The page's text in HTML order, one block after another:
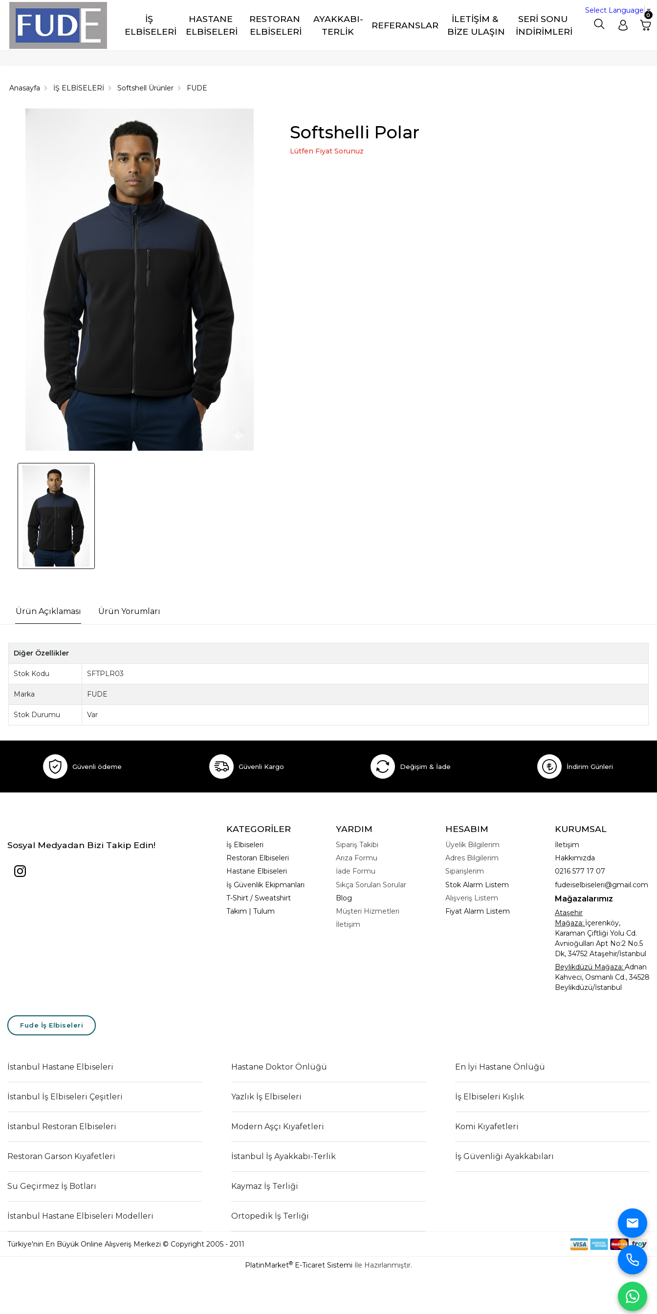
İŞ
ELBİSELERİ
HASTANE
ELBİSELERİ
RESTORAN
ELBİSELERİ
AYAKKABI-
TERLİK
REFERANSLAR
İLETİŞİM &
BİZE ULAŞIN
SERİ SONU
İNDİRİMLERİ
0
Anasayfa İŞ ELBİSELERİ Softshell Ürünler FUDE
Softshelli Polar
Lütfen Fiyat Sorunuz
Ürün Açıklaması Ürün Yorumları
Diğer Özellikler
Stok Kodu SFTPLR03
Marka FUDE
Stok Durumu Var
Güvenli ödeme Güvenli Kargo Değişim & İade İndirim Günleri
Sosyal Medyadan Bizi Takip Edin!
KATEGORİLER
İş Elbiseleri
Restoran Elbiseleri
Hastane Elbiseleri
İş Güvenlik Ekipmanları
T-Shirt / Sweatshirt
Takım | Tulum
YARDIM
Sipariş Takibi
Arıza Formu
İade Formu
Sıkça Sorulan Sorular
Blog
Müşteri Hizmetleri
İletişim
HESABIM
Üyelik Bilgilerim
Adres Bilgilerim
Siparişlerim
Stok Alarm Listem
Alışveriş Listem
Fiyat Alarm Listem
KURUMSAL
İletişim
Hakkımızda
0216 577 17 07
fudeiselbiseleri@gmail.com
Mağazalarımız
Ataşehir
Mağaza: İçerenköy,
Karaman Çiftliği Yolu Cd.
Avnioğulları Apt No:2 No.5
Dk, 34752 Ataşehir/İstanbul
Beylikdüzü Mağaza: Adnan
Kahveci, Osmanlı Cd., 34528
Beylikdüzü/İstanbul
Fude İş Elbiseleri
İstanbul Hastane Elbiseleri Hastane Doktor Önlüğü En İyi Hastane Önlüğü
İstanbul İş Elbiseleri Çeşitleri Yazlık İş Elbiseleri İş Elbiseleri Kışlık
İstanbul Restoran Elbiseleri Modern Aşçı Kıyafetleri Komi Kıyafetleri
Restoran Garson Kıyafetleri İstanbul İş Ayakkabı-Terlik İş Güvenliği Ayakkabıları
Su Geçirmez İş Botları Kaymaz İş Terliği
İstanbul Hastane Elbiseleri Modelleri Ortopedik İş Terliği
Türkiye'nin En Büyük Online Alışveriş Merkezi © Copyright 2005 - 2011
PlatinMarket® E-Ticaret Sistemi İle Hazırlanmıştır.
Select Language ▼